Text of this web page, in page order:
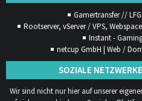
Gamertransfer //
Rootserver, vServer / VPS,
Instant -
netcup GmbH | Web /
SOZIALE
Wir sind nicht nur hier auf unserer